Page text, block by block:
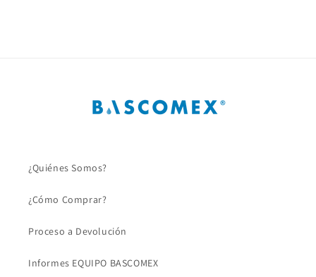
¿Quiénes Somos?
¿Cómo Comprar?
Proceso a Devolución
Informes EQUIPO BASCOMEX